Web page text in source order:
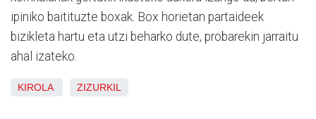
ipiniko baitituzte boxak. Box horietan partaideek
bizikleta hartu eta utzi beharko dute, probarekin jarraitu
ahal izateko.
KIROLA ZIZURKIL